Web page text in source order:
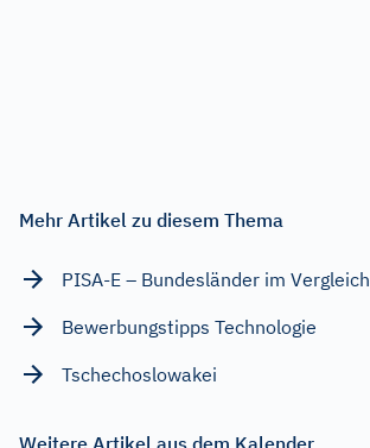
Mehr Artikel zu diesem Thema
PISA-E – Bundesländer im Vergleich
Bewerbungstipps Technologie
Tschechoslowakei
Weitere Artikel aus dem Kalender